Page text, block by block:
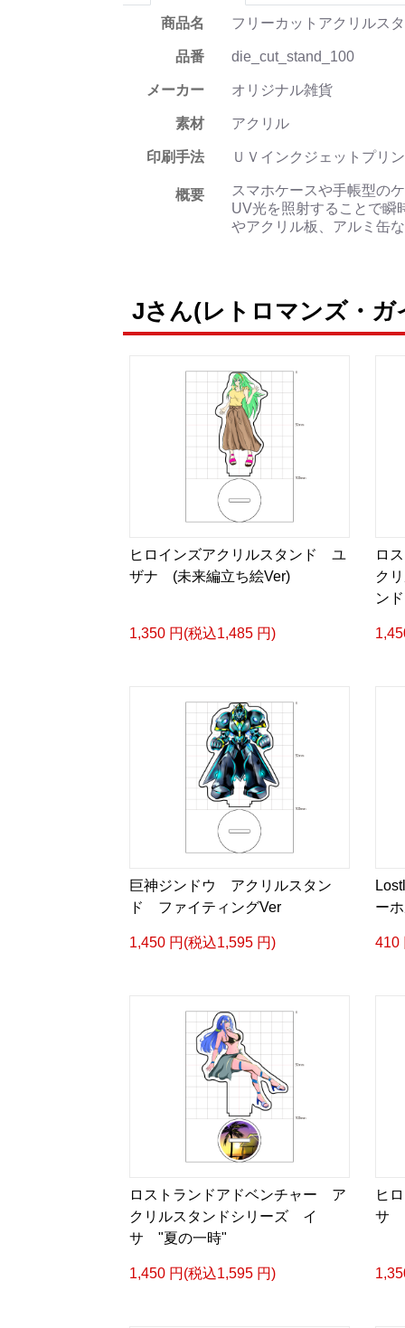
商品名 フリーカットアクリルス
品番 die_cut_stand_100
メーカー オリジナル雑貨
素材 アクリル
印刷手法 ＵＶインクジェットプリ
概要
スマホケースや手帳型の
UV光を照射することで瞬
やアクリル板、アルミ缶
Jさん(レトロマンズ・ガ
ヒロインズアクリルスタンド ユ
ザナ (未来編立ち絵Ver)
1,350 円(税込1,485 円)
ロ
ク
ン
巨神ジンドウ アクリルスタン
ド ファイティングVer
1,450 円(税込1,595 円)
ー
410
ロストランドアドベンチャー ア
クリルスタンドシリーズ イ
サ "夏の一時"
1,450 円(税込1,595 円)
ヒ
サ (